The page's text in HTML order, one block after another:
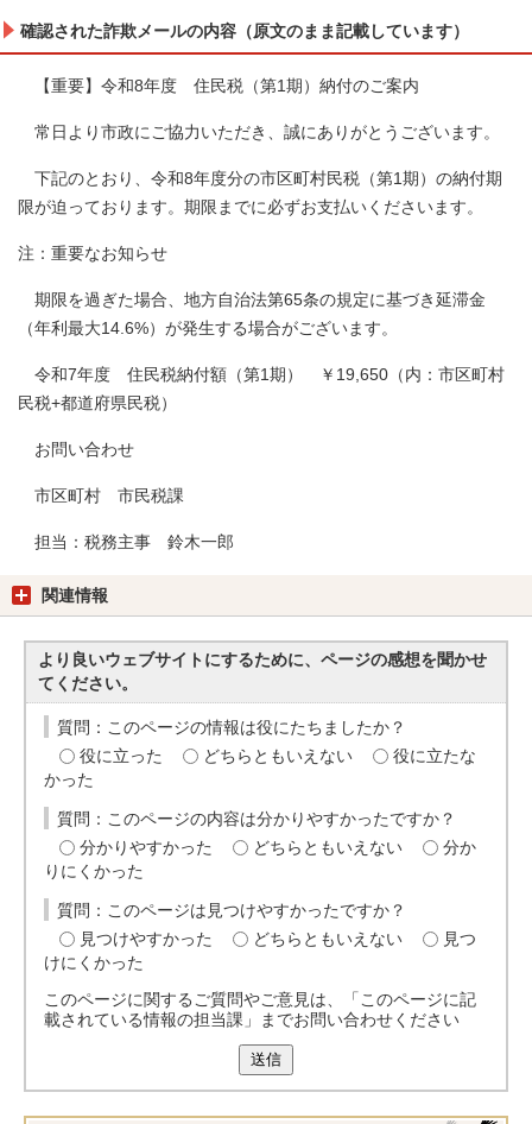
確認された詐欺メールの内容（原文のまま記載しています）
【重要】令和8年度 住民税（第1期）納付のご案内
常日より市政にご協力いただき、誠にありがとうございます。
下記のとおり、令和8年度分の市区町村民税（第1期）の納付期
限が迫っております。期限までに必ずお支払いくださいます。
注：重要なお知らせ
期限を過ぎた場合、地方自治法第65条の規定に基づき延滞金
（年利最大14.6%）が発生する場合がございます。
令和7年度 住民税納付額（第1期） ￥19,650（内：市区町村
民税+都道府県民税）
お問い合わせ
市区町村 市民税課
担当：税務主事 鈴木一郎
関連情報
より良いウェブサイトにするために、ページの感想を聞かせ
てください。
質問：このページの情報は役にたちましたか？
役に立った
どちらともいえない
役に立たな
かった
質問：このページの内容は分かりやすかったですか？
分かりやすかった
どちらともいえない
分か
りにくかった
質問：このページは見つけやすかったですか？
見つけやすかった
どちらともいえない
見つ
けにくかった
このページに関するご質問やご意見は、「このページに記
載されている情報の担当課」までお問い合わせください
送信